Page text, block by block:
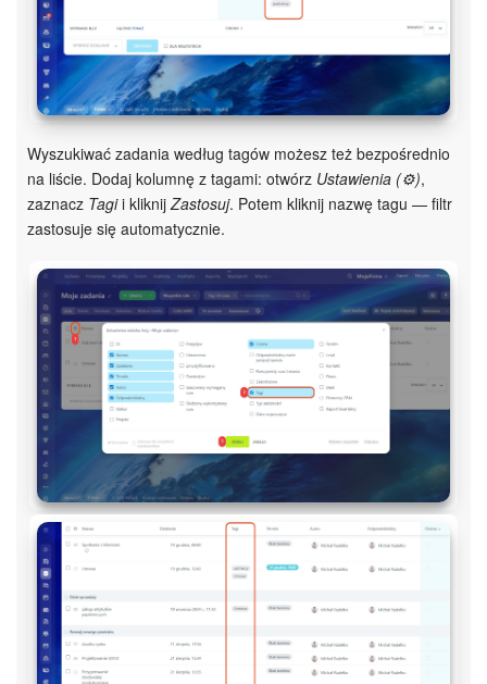
Wyszukiwać zadania według tagów możesz też bezpośrednio
na liście. Dodaj kolumnę z tagami: otwórz Ustawienia (⚙️),
zaznacz Tagii kliknij Zastosuj. Potem kliknij nazwę tagu — filtr
zastosuje się automatycznie.